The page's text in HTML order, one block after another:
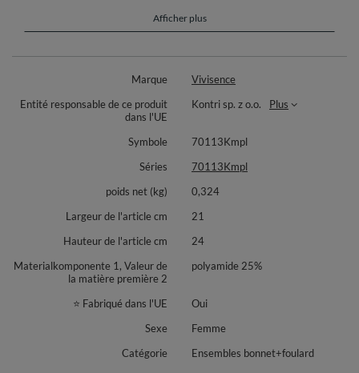
bonnet + écharpe signé Vivisence. Tricoté dans une maille souple enrichie
en laine mérinos, il protège efficacement du froid tout en restant agréable
tandis que l’écharpe ajoute une touche élégante à vos tenues, du bureau
Les finitions soignées offrent un porté agréable et un tombé harmonieux.
Le style intemporel s’accorde facilement avec manteaux et parkas, pour
pour une promenade en ville.
Composition: 75% laine mérinos, 25% polyamide.
Afficher plus
Marque
Vivisence
Entité responsable de ce produit
dans l'UE
Kontri sp. z o.o. Plus
Symbole
70113Kmpl
Séries
70113Kmpl
poids net (kg)
0,324
Largeur de l'article cm
21
Hauteur de l'article cm
24
Materialkomponente 1, Valeur de
la matière première 2
polyamide 25%
⭐ Fabriqué dans l'UE
Oui
Sexe
Femme
Catégorie
Ensembles bonnet+foulard